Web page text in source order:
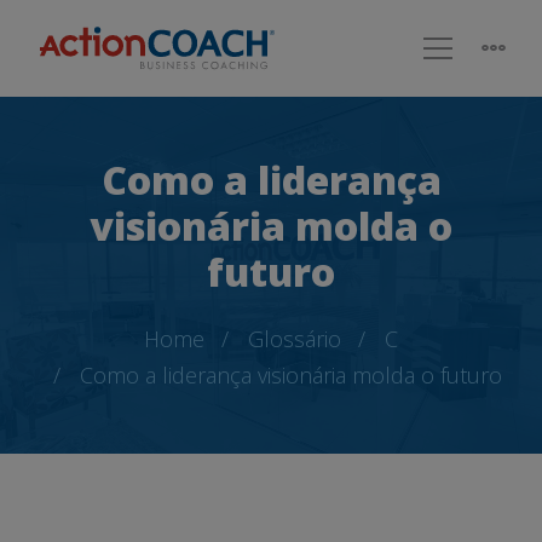
Como a liderança
visionária molda o
futuro
Home Glossário
C
Como a liderança visionária molda o futuro